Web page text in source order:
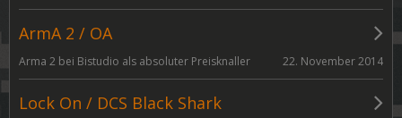
ArmA 2 / OA
Arma 2 bei Bistudio als absoluter Preisknaller 22. November 2014
Lock On / DCS Black Shark